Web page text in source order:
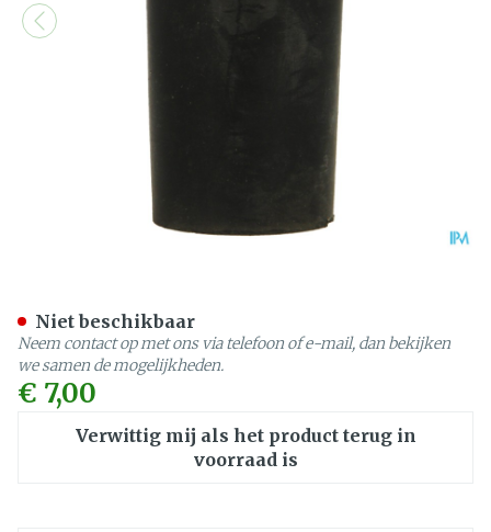
€ 7,00
Verwittig mij als het product terug in
voorraad is
Niet beschikbaar
Neem contact op met ons via telefoon of e-mail, dan bekijken
we samen de mogelijkheden.